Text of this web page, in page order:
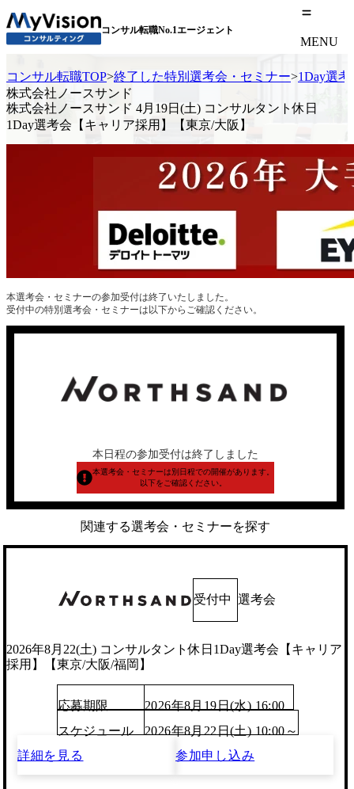
コンサル転職No.1エージェント
MENU
コンサル転職TOP>終了した特別選考会・セミナー>1Day選考
株式会社ノースサンド
株式会社ノースサンド 4月19日(土) コンサルタント休日
1Day選考会【キャリア採用】【東京/大阪】
本選考会・セミナーの参加受付は終了いたしました。
受付中の特別選考会・セミナーは以下からご確認ください。
本日程の参加受付は終了しました
本選考会・セミナーは別日程での開催があります。
以下をご確認ください。
関連する選考会・セミナーを探す
受付中 選考会
2026年8月22(土) コンサルタント休日1Day選考会【キャリア
採用】【東京/大阪/福岡】
応募期限
2026年8月19日(水) 16:00
スケジュール
2026年8月22日(土) 10:00～
詳細を見る
参加申し込み